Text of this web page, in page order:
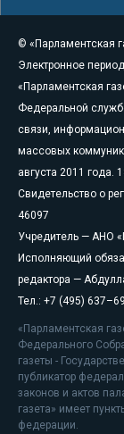
© «Парламентская
Электронное
«Парламентская
Федеральной
связи,
массовых
августа 2011 года.
Свидетельство о
46097
Учредитель — АНО
Исполняющий
редактора —
Тел.: +7 (495)
«Парламентская
Федерального
газеты -
публикатор
законов и актов
газета» имеет
федерации.